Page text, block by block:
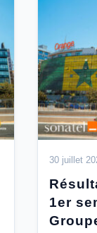
30 juillet
1er